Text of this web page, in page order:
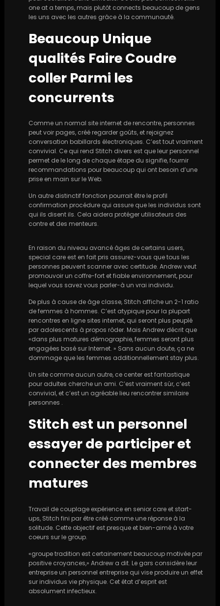
one at a temps, mais plutôt connects beaucoup de gens
les uns avec les autres grâce à la communauté.
Beaucoup Unique
qualités Faire Coudre
coller Parmi les
concurrents
Comme un normal site internet de rencontre, personnes
peut voir pages, créé regarder goûts, et rejoignez
conversation babillards électroniques. C’est tout vraiment
convivial. Ce qui rend Stitch divers est que leur personnel
permet de le long de chaque étape du signifie, fournir
recommandations pour beaucoup qui ont besoin d’une
prise en main sur le Web.
Un autre distinctif fonction pourrait être le profil
confirmation procédure qui assure que les individus sont
qui ils disent ils. Cela aidera protéger utilisateurs des
contre et des menteurs.
En raison du niveau avancé âges de certains users,
special care est en fait pris assurez-vous que tous les
personnes peuvent scanner avec certitude. Andrew veut
promouvoir un coffre-fort et fiable environnement, pour
lequel vous savez vous parler-à un vrai individu.
De plus à cause de âge classe, Stitch affiche un 2-1 ratio
de femmes à hommes. C’est atypique pour la plupart
rencontres en ligne sites internet, qui seront plus peuplé
par adolescents à propos rôder. Mais Andrew décrit que
«dans plus matures démographie, femmes seront plus
engagées basé sur Internet. » Sans aucun doute, ça ne
dommage que les femmes additionnellement stay plus.
Un site comme aucun autre, ce center est fantastique
pour adultes cherche un ami. C’est vraiment sûr, c’est
convivial, et c’est un agréable lieu rencontrer similaire
personnes .
Stitch est un personnel
essayer de participer et
connecter des membres
matures
Travail de couplage expérience en senior care et start-
ups, Stitch fini par être créé comme une réponse à la
solitude. Cette objectif est presque et bien-aimé à votre
coeurs sur le group.
«groupe tradition est certainement beaucoup motivée par
positive croyances,» Andrew a dit. Le gars considère leur
entreprise un personnel entreprise qui vise ​​produire un effet
sur individus vie physique. Cet état d’esprit est
absolument infectieux.